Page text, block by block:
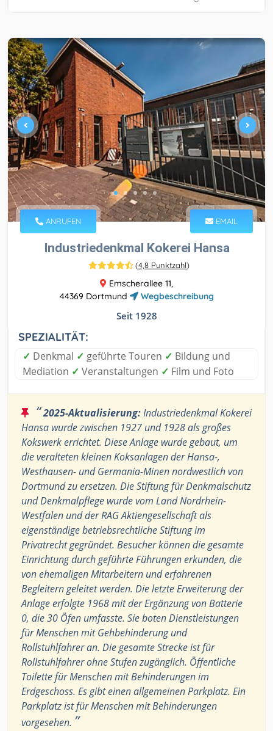
ANRUFEN EMAIL
Industriedenkmal Kokerei Hansa
(4,8 Punktzahl)
Emscherallee 11,
44369 Dortmund
Wegbeschreibung
Seit 1928
SPEZIALITÄT:
✓ Denkmal ✓ geführte Touren ✓ Bildung und
Mediation ✓ Veranstaltungen ✓ Film und Foto
“2025-Aktualisierung:Industriedenkmal Kokerei
Hansa wurde zwischen 1927 und 1928 als großes
Kokswerk errichtet. Diese Anlage wurde gebaut, um
die veralteten kleinen Koksanlagen der Hansa-,
Westhausen- und Germania-Minen nordwestlich von
Dortmund zu ersetzen. Die Stiftung für Denkmalschutz
und Denkmalpflege wurde vom Land Nordrhein-
Westfalen und der RAG Aktiengesellschaft als
eigenständige betriebsrechtliche Stiftung im
Privatrecht gegründet. Besucher können die gesamte
Einrichtung durch geführte Führungen erkunden, die
von ehemaligen Mitarbeitern und erfahrenen
Begleitern geleitet werden. Die letzte Erweiterung der
Anlage erfolgte 1968 mit der Ergänzung von Batterie
0, die 30 Öfen umfasste. Sie boten Dienstleistungen
für Menschen mit Gehbehinderung und
Rollstuhlfahrer an. Die gesamte Strecke ist für
Rollstuhlfahrer ohne Stufen zugänglich. Öffentliche
Toilette für Menschen mit Behinderungen im
Erdgeschoss. Es gibt einen allgemeinen Parkplatz. Ein
Parkplatz ist für Menschen mit Behinderungen
vorgesehen. ”